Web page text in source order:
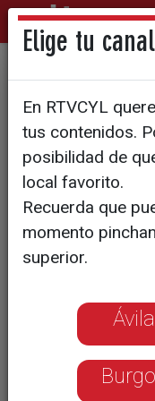
Hay
abulenses
Fútbol
Federación
Elige tu
En RTVCYL
tus contenidos.
posibilidad de
local favorito.
Recuerda que
momento
superior.
Ávila